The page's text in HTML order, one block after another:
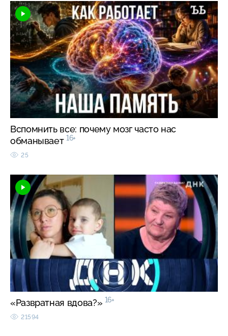
Вспомнить все: почему мозг часто нас
обманывает 16+
25
«Развратная вдова?» 16+
21594